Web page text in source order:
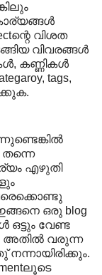
വിശത
വിവരങ്ങൾ
കണ്ണികൾ
tags,
തന്നെ
എഴുതി
ഒരു blog
ഒട്ടും വേണ്ട
അതിൽ വരുന്ന
നന്നായിരിക്കും.